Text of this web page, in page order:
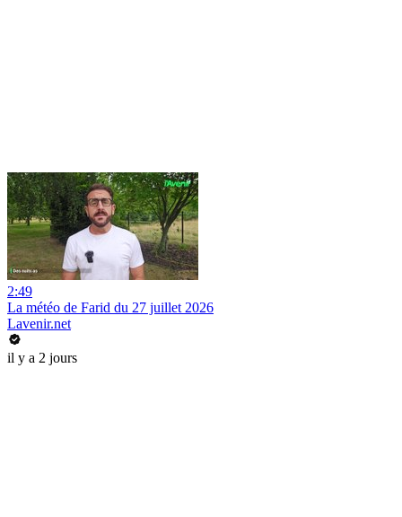
2:49
La météo de Farid du 27 juillet 2026
Lavenir.net
il y a 2 jours